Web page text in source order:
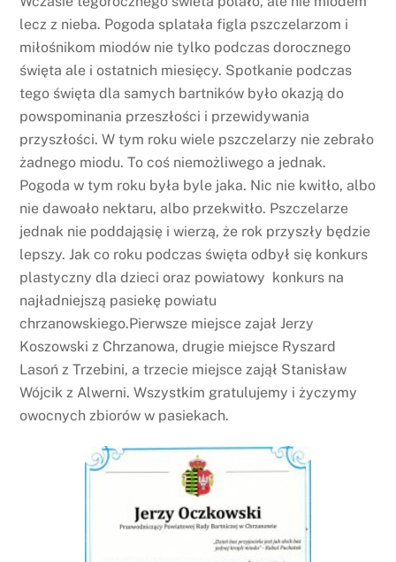
lecz z nieba. Pogoda splatała figla pszczelarzom i
miłośnikom miodów nie tylko podczas dorocznego
święta ale i ostatnich miesięcy. Spotkanie podczas
tego święta dla samych bartników było okazją do
powspominania przeszłości i przewidywania
przyszłości. W tym roku wiele pszczelarzy nie zebrało
żadnego miodu. To coś niemożliwego a jednak.
Pogoda w tym roku była byle jaka. Nic nie kwitło, albo
nie dawoało nektaru, albo przekwitło. Pszczelarze
jednak nie poddająsię i wierzą, że rok przyszły będzie
lepszy. Jak co roku podczas święta odbył się konkurs
plastyczny dla dzieci oraz powiatowy konkurs na
najładniejszą pasiekę powiatu
chrzanowskiego.Pierwsze miejsce zajał Jerzy
Koszowski z Chrzanowa, drugie miejsce Ryszard
Lasoń z Trzebini, a trzecie miejsce zajął Stanisław
Wójcik z Alwerni. Wszystkim gratulujemy i życzymy
owocnych zbiorów w pasiekach.